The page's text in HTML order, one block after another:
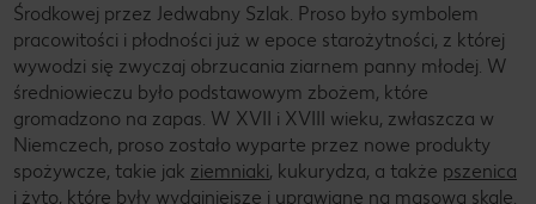
Środkowej przez Jedwabny Szlak. Proso było symbolem
pracowitości i płodności już w epoce starożytności, z której
wywodzi się zwyczaj obrzucania ziarnem panny młodej. W
średniowieczu było podstawowym zbożem, które
gromadzono na zapas. W XVII i XVIII wieku, zwłaszcza w
Niemczech, proso zostało wyparte przez nowe produkty
spożywcze, takie jak ziemniaki, kukurydza, a także pszenica
i żyto, które były wydajniejsze i uprawiane na masową skalę.